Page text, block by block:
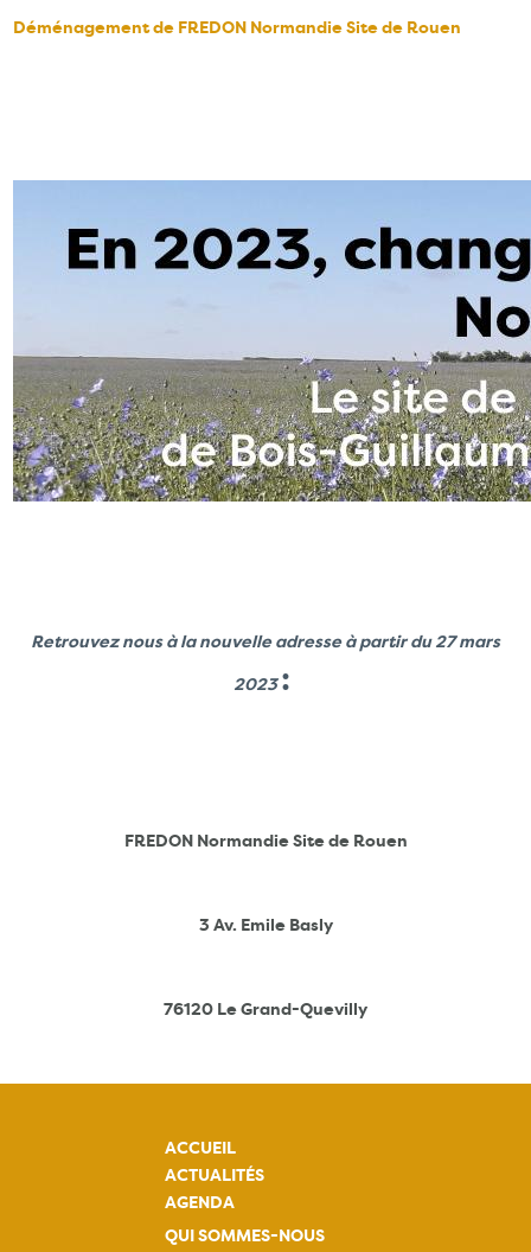
Déménagement de FREDON Normandie Site de Rouen
Retrouvez nous à la nouvelle adresse à partir du27 mars
2023 :
FREDON Normandie Site de Rouen
3 Av. Emile Basly
76120 Le Grand-Quevilly
ACCUEIL
ACTUALITÉS
AGENDA
QUI SOMMES-NOUS